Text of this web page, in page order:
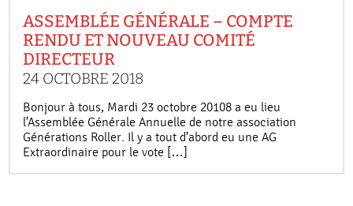
ASSEMBLÉE GÉNÉRALE – COMPTE
RENDU ET NOUVEAU COMITÉ
DIRECTEUR
24 OCTOBRE 2018
Bonjour à tous, Mardi 23 octobre 20108 a eu lieu
l’Assemblée Générale Annuelle de notre association
Générations Roller. Il y a tout d’abord eu une AG
Extraordinaire pour le vote […]